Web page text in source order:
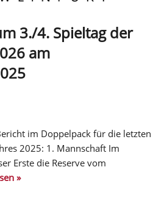
3./4. Spieltag der
am
im Doppelpack für die letzten
2025: 1. Mannschaft Im
Erste die Reserve vom
»